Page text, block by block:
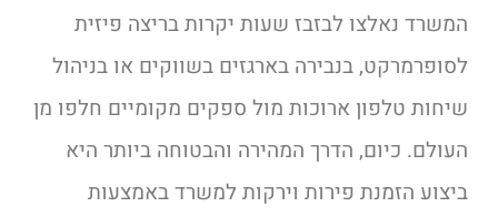
המשרד נאלצו לבזבז שעות יקרות בריצה פיזית
לסופרמרקט, בנבירה בארגזים בשווקים או בניהול
שיחות טלפון ארוכות מול ספקים מקומיים חלפו מן
העולם. כיום, הדרך המהירה והבטוחה ביותר היא
ביצוע הזמנת פירות וירקות למשרד באמצעות